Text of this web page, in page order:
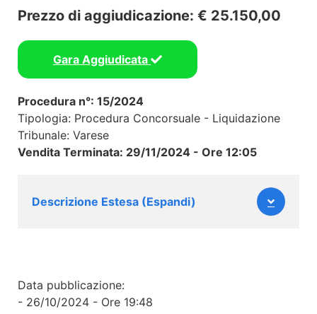
Prezzo di aggiudicazione: € 25.150,00
Gara Aggiudicata
Procedura n°: 15/2024
Tipologia: Procedura Concorsuale - Liquidazione
Tribunale: Varese
Vendita Terminata: 29/11/2024 - Ore 12:05
Descrizione Estesa (Espandi)
Data pubblicazione:
- 26/10/2024 - Ore 19:48